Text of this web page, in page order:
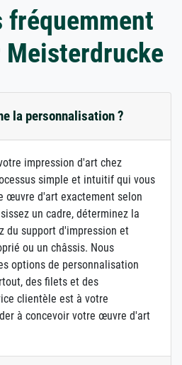
fréquemment
Meisterdrucke
la personnalisation ?
impression d'art chez
simple et intuitif qui vous
œuvre d'art exactement selon
un cadre, déterminez la
du support d'impression et
ou un châssis. Nous
options de personnalisation
des filets et des
clientèle est à votre
à concevoir votre œuvre d'art